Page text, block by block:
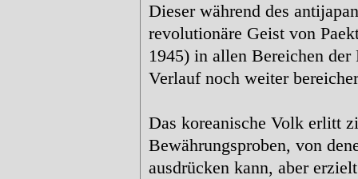
Dieser während des
revolutionäre Geist von
1945) in allen Bereichen
Verlauf noch weiter
Das koreanische Volk erlitt
Bewährungsproben, von
ausdrücken kann, aber